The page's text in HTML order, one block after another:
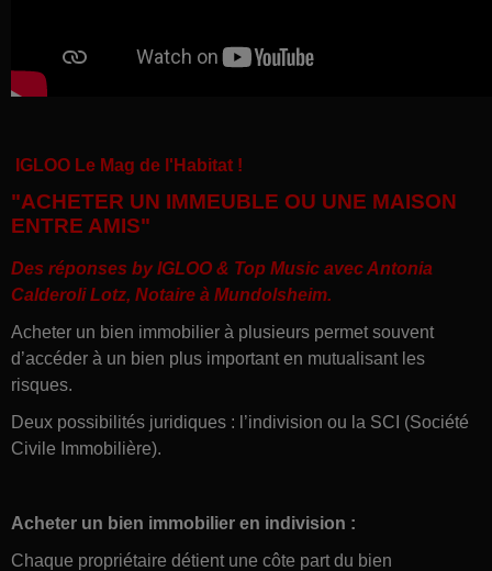
IGLOO Le Mag de l'Habitat !
"ACHETER UN IMMEUBLE OU UNE MAISON
ENTRE AMIS"
Des réponses by IGLOO & Top Music avecAntonia
Calderoli Lotz, Notaire à Mundolsheim.
Acheter un bien immobilier à plusieurs permet souvent
d’accéder à un bien plus important en mutualisant les
risques.
Deux possibilités juridiques : l’indivision ou la SCI (Société
Civile Immobilière).
Acheter un bien immobilier en indivision :
Chaque propriétaire détient une côte part du bien